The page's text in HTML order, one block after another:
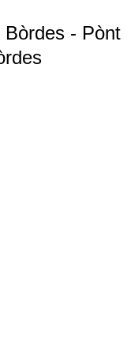
- Pònt